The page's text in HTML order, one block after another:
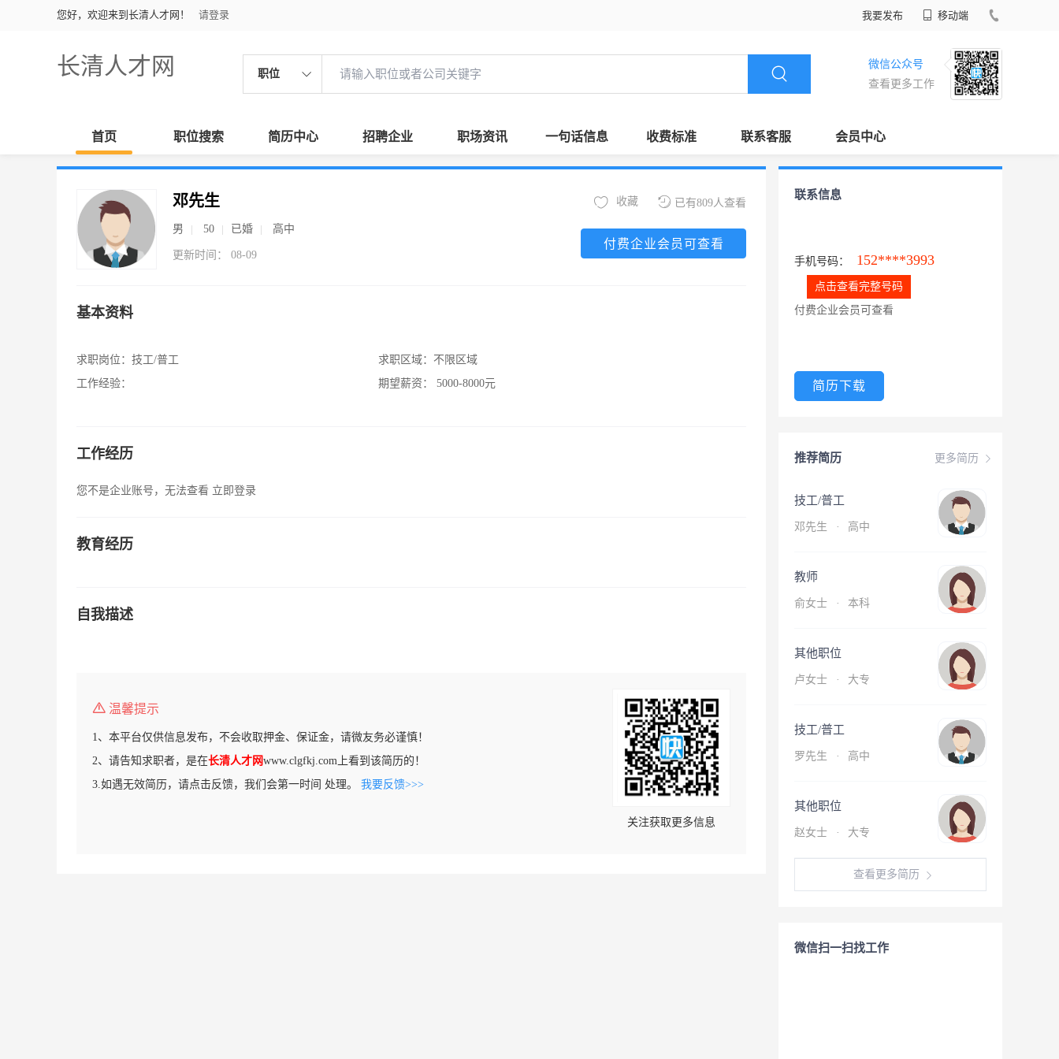
您好，欢迎来到长清人才网！ 请登录 我要发布 移动端
长清人才网 职位
微信公众号
查看更多工作
首页 职位搜索 简历中心 招聘企业 职场资讯 一句话信息 收费标准 联系客服 会员中心
邓先生
男 50 已婚 高中
更新时间： 08-09
已有809人查看
收藏
付费企业会员可查看
基本资料
求职岗位： 技工/普工
工作经验：
求职区域： 不限区域
期望薪资：
5000-8000元
工作经历
您不是企业账号，无法查看 立即登录
教育经历
自我描述
温馨提示
1、本平台仅供信息发布，不会收取押金、保证金，请微友务必谨慎！
2、请告知求职者，是在长清人才网www.clgfkj.com上看到该简历的！
3.如遇无效简历，请点击反馈，我们会第一时间 处理。 我要反馈>>>
关注获取更多信息
联系信息
手机号码： 152****3993
点击查看完整号码
付费企业会员可查看
简历下载
更多简历
推荐简历
技工/普工
邓先生 · 高中
教师
俞女士 · 本科
其他职位
卢女士 · 大专
技工/普工
罗先生 · 高中
其他职位
赵女士 · 大专
查看更多简历
微信扫一扫找工作